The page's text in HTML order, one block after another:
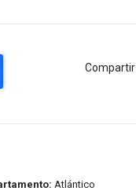
Compartir
Atlántico